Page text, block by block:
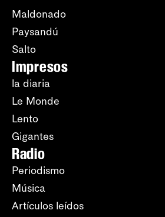
Maldonado
Paysandú
Salto
Impresos
la diaria
Le Monde
Lento
Gigantes
Radio
Periodismo
Música
Artículos leídos